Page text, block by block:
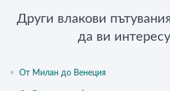
Други влакови
да ви
• От Милан до Венеция